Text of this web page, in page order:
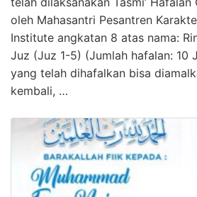
oleh Mahasantri Pesantren
Institute angkatan 8 atas nama:
Juz (Juz 1-5) (Jumlah hafalan: 10
yang telah dihafalkan bisa
kembali, …